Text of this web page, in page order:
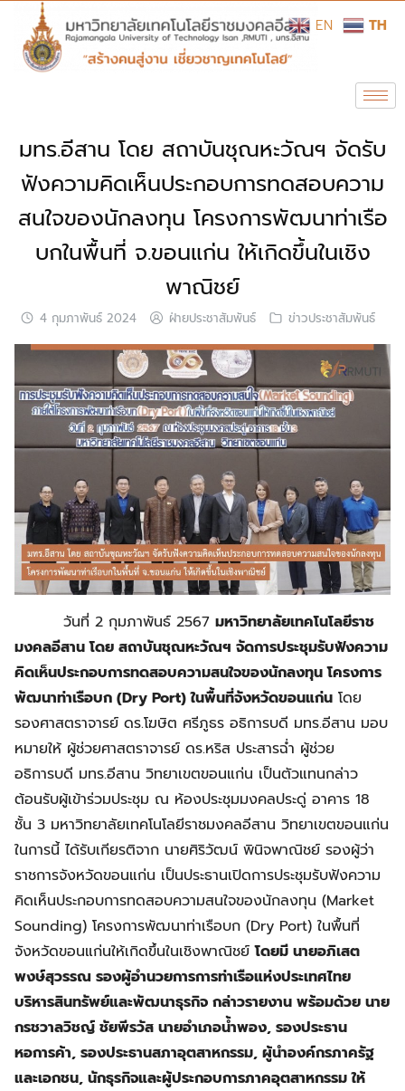
มทร.อีสาน โดย สถาบันชุณหะวัณฯ จัดรับ
ฟังความคิดเห็นประกอบการทดสอบความ
สนใจของนักลงทุน โครงการพัฒนาท่าเรือ
บกในพื้นที่ จ.ขอนแก่น ให้เกิดขึ้นในเชิง
พาณิชย์
4 กุมภาพันธ์ 2024 ฝ่ายประชาสัมพันธ์ ข่าวประชาสัมพันธ์
วันที่ 2 กุมภาพันธ์ 2567 มหาวิทยาลัยเทคโนโลยีราช
มงคลอีสาน โดย สถาบันชุณหะวัณฯ จัดการประชุมรับฟังความ
คิดเห็นประกอบการทดสอบความสนใจของนักลงทุน โครงการ
พัฒนาท่าเรือบก (Dry Port) ในพื้นที่จังหวัดขอนแก่น โดย
รองศาสตราจารย์ ดร.โฆษิต ศรีภูธร อธิการบดี มทร.อีสาน มอบ
หมายให้ ผู้ช่วยศาสตราจารย์ ดร.หริส ประสารฉ่ำ ผู้ช่วย
อธิการบดี มทร.อีสาน วิทยาเขตขอนแก่น เป็นตัวแทนกล่าว
ต้อนรับผู้เข้าร่วมประชุม ณ ห้องประชุมมงคลประดู่ อาคาร 18
ชั้น 3 มหาวิทยาลัยเทคโนโลยีราชมงคลอีสาน วิทยาเขตขอนแก่น
ในการนี้ ได้รับเกียรติจาก นายศิริวัฒน์ พินิจพาณิชย์ รองผู้ว่า
ราชการจังหวัดขอนแก่น เป็นประธานเปิดการประชุมรับฟังความ
คิดเห็นประกอบการทดสอบความสนใจของนักลงทุน (Market
Sounding) โครงการพัฒนาท่าเรือบก (Dry Port) ในพื้นที่
จังหวัดขอนแก่นให้เกิดขึ้นในเชิงพาณิชย์โดยมี นายอภิเสต
พงษ์สุวรรณ รองผู้อำนวยการการท่าเรือแห่งประเทศไทย
บริหารสินทรัพย์และพัฒนาธุรกิจ กล่าวรายงาน พร้อมด้วย นาย
กรชวาลวิชญ์ ชัยพีรวัส นายอำเภอน้ำพอง, รองประธาน
หอการค้า, รองประธานสภาอุตสาหกรรม, ผู้นำองค์กรภาครัฐ
และเอกชน, นักธุรกิจและผู้ประกอบการภาคอุตสาหกรรม ให้
EN TH